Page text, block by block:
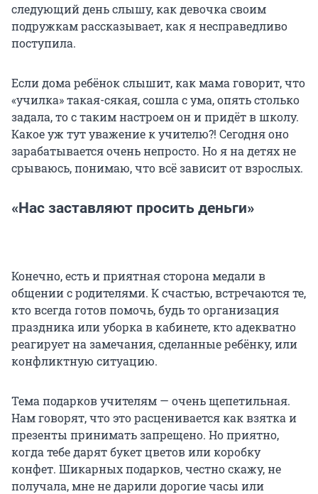
следующий день слышу, как девочка своим
подружкам рассказывает, как я несправедливо
поступила.
Если дома ребёнок слышит, как мама говорит, что
«училка» такая-сякая, сошла с ума, опять столько
задала, то с таким настроем он и придёт в школу.
Какое уж тут уважение к учителю?! Сегодня оно
зарабатывается очень непросто. Но я на детях не
срываюсь, понимаю, что всё зависит от взрослых.
«Нас заставляют просить деньги»
Конечно, есть и приятная сторона медали в
общении с родителями. К счастью, встречаются те,
кто всегда готов помочь, будь то организация
праздника или уборка в кабинете, кто адекватно
реагирует на замечания, сделанные ребёнку, или
конфликтную ситуацию.
Тема подарков учителям — очень щепетильная.
Нам говорят, что это расценивается как взятка и
презенты принимать запрещено. Но приятно,
когда тебе дарят букет цветов или коробку
конфет. Шикарных подарков, честно скажу, не
получала, мне не дарили дорогие часы или